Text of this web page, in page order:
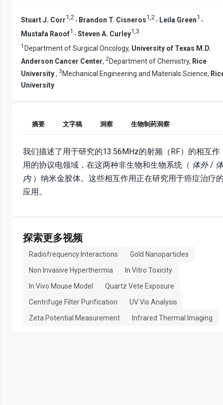
Stuart J. Corr1,2 , Brandon T. Cisneros1,2 , Leila Green1 ,
Mustafa Raoof1 , Steven A. Curley1 3
1 Department of Surgical Oncology, University of Texas M.D.
Anderson Cancer Center, 2Department of Chemistry, Rice
University, 3 Mechanical Engineering and Materials Science,
University
摘要 文字稿 洞察 生物制药洞察
我们描述了用于研究的13.56MHz的射频（RF）的相互作
用的协议电领域，在这两种非生物和生物系统（ 体外/ 体
内）纳米金胶体。这些相互作​​用正在研究用于癌症治疗
应用。
探索更多视频
Radiofrequency Interactions
Gold Nanoparticles
Non Invasive Hyperthermia
In Vitro Toxicity
In Vivo Mouse Model
Quartz Vete Exposure
Centrifuge Filter Purification
UV Vis Analysis
Zeta Potential Measurement
Infrared Thermal Imaging